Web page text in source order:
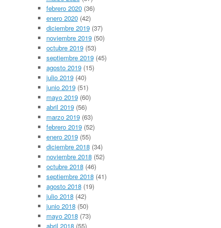
febrero 2020(36)
enero 2020(42)
diciembre 2019(37)
noviembre 2019(50)
octubre 2019(53)
septiembre 2019(45)
agosto 2019(15)
julio 2019(40)
junio 2019(51)
mayo 2019(60)
abril 2019(56)
marzo 2019(63)
febrero 2019(52)
enero 2019(55)
diciembre 2018(34)
noviembre 2018(52)
octubre 2018(46)
septiembre 2018(41)
agosto 2018(19)
julio 2018(42)
junio 2018(50)
mayo 2018(73)
abril 2018(55)